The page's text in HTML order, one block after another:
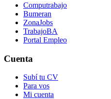
Computrabajo
Bumeran
ZonaJobs
TrabajoBA
Portal Empleo
Cuenta
Subí tu CV
Para vos
Mi cuenta